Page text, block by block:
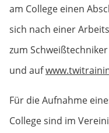
am College einen
sich nach einer
zum
und auf
Für die Aufnahme
College sind im